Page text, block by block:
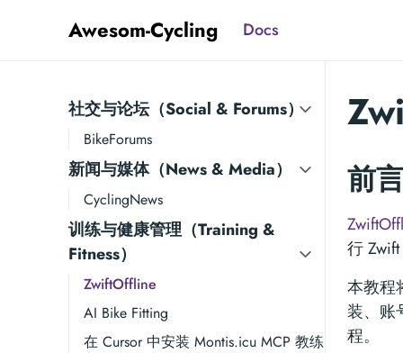
Awesom-Cycling Docs
社交与论坛（Social & Forums）
BikeForums
新闻与媒体（News & Media）
CyclingNews
训练与健康管理（Training &
Fitness）
ZwiftOffline
AI Bike Fitting
在 Cursor 中安装 Montis.icu MCP 教练
前
行
本教程
装、账
程。